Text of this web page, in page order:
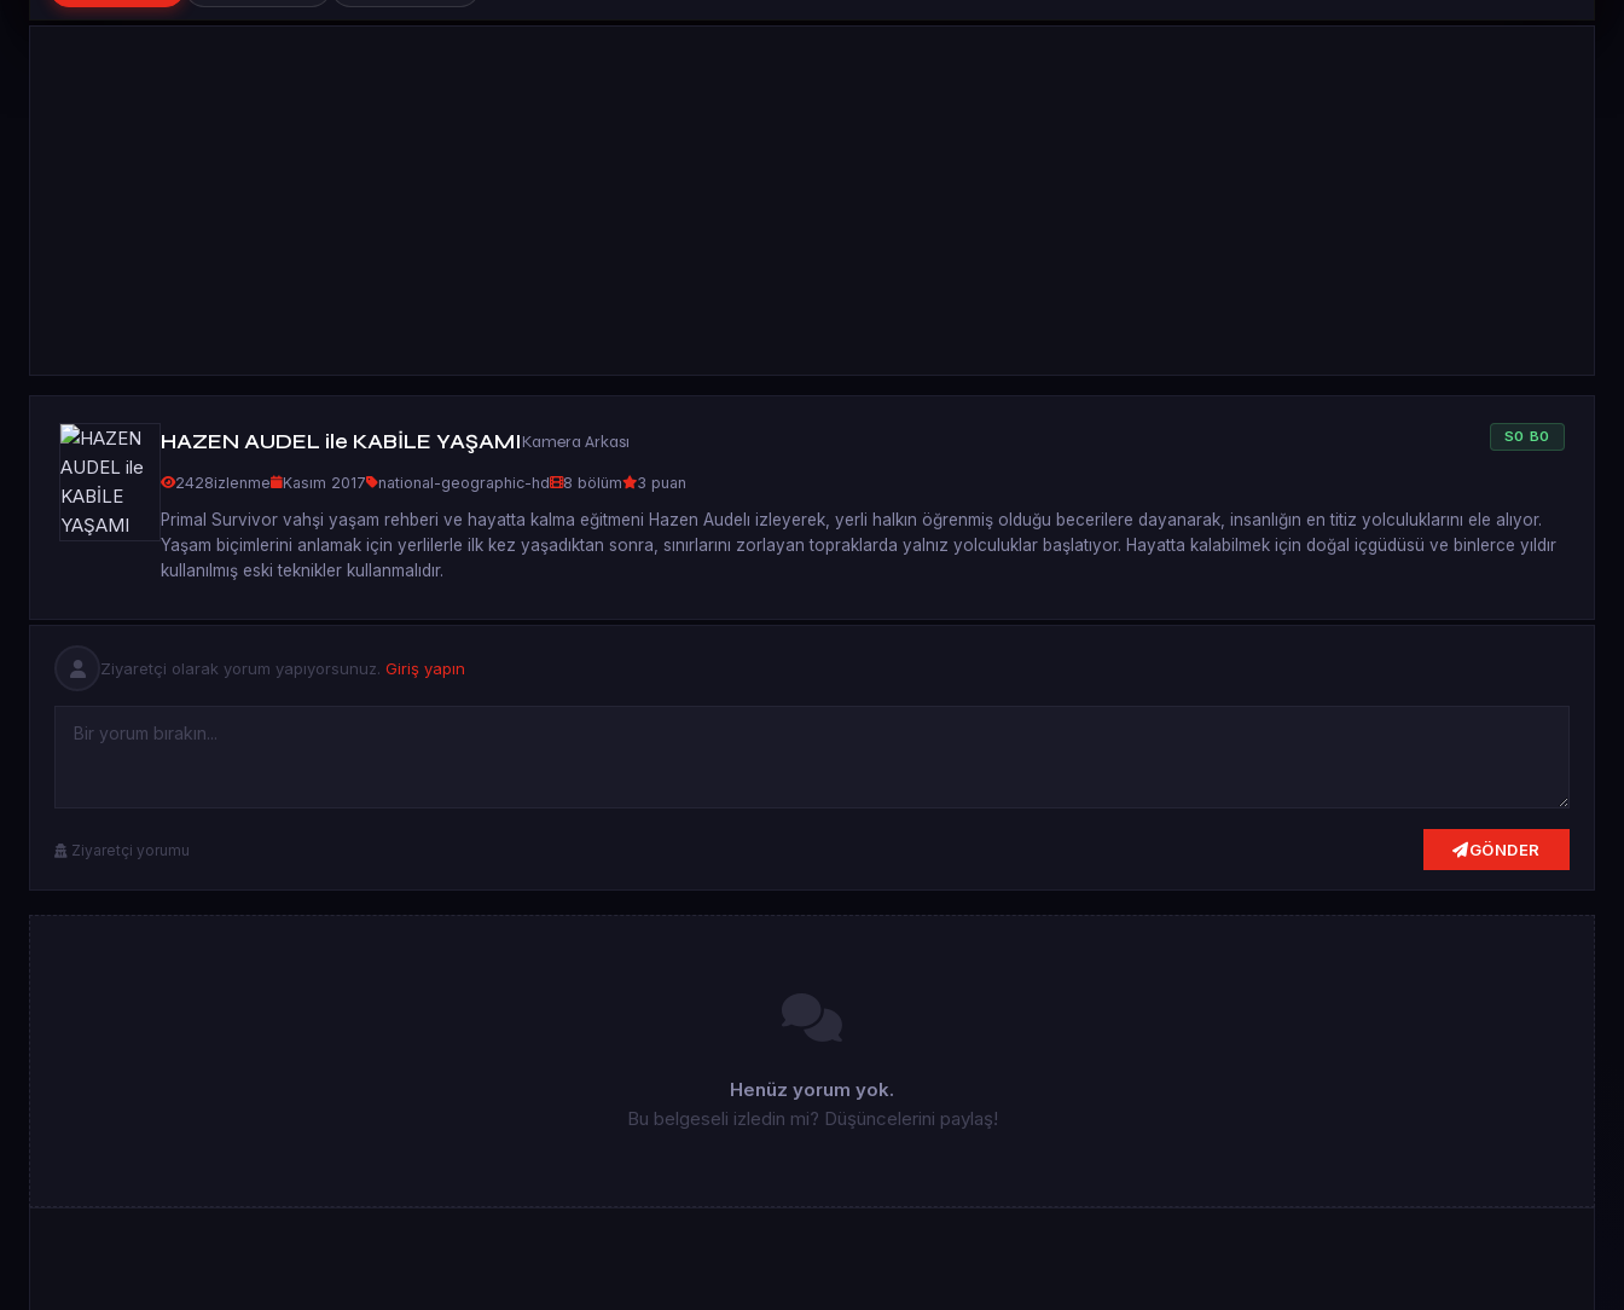
HAZEN AUDEL ile KABİLE YAŞAMIKamera Arkası S0 B0
2428izlenme Kasım 2017 national-geographic-hd 8 bölüm 3 puan
Primal Survivor vahşi yaşam rehberi ve hayatta kalma eğitmeni Hazen Audelı izleyerek, yerli halkın öğrenmiş olduğu becerilere dayanarak, insanlığın en titiz yolculuklarını ele alıyor.
Yaşam biçimlerini anlamak için yerlilerle ilk kez yaşadıktan sonra, sınırlarını zorlayan topraklarda yalnız yolculuklar başlatıyor. Hayatta kalabilmek için doğal içgüdüsü ve binlerce yıldır
kullanılmış eski teknikler kullanmalıdır.
Ziyaretçi olarak yorum yapıyorsunuz. Giriş yapın
Ziyaretçi yorumu GÖNDER
Henüz yorum yok.
Bu belgeseli izledin mi? Düşüncelerini paylaş!